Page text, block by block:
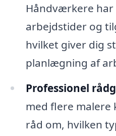
Håndværkere har
arbejdstider og
hvilket giver dig
planlægning af
Professionel
med flere
råd om, hvilken